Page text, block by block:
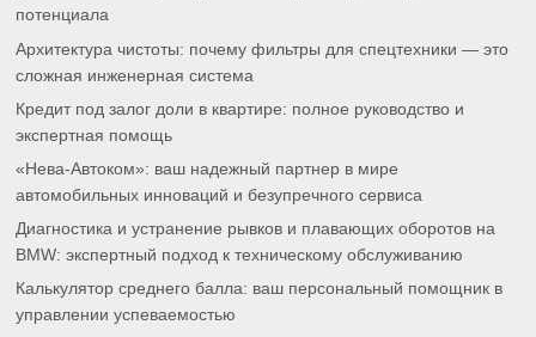
потенциала
Архитектура чистоты: почему фильтры для спецтехники — это
сложная инженерная система
Кредит под залог доли в квартире: полное руководство и
экспертная помощь
«Нева-Автоком»: ваш надежный партнер в мире
автомобильных инноваций и безупречного сервиса
Диагностика и устранение рывков и плавающих оборотов на
BMW: экспертный подход к техническому обслуживанию
Калькулятор среднего балла: ваш персональный помощник в
управлении успеваемостью